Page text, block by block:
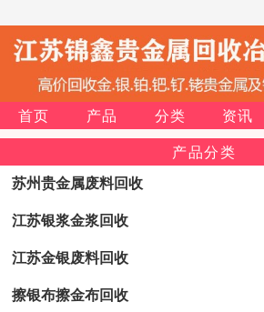
首页 产品 分类 资讯
产品分类
苏州贵金属废料回收
江苏银浆金浆回收
江苏金银废料回收
擦银布擦金布回收